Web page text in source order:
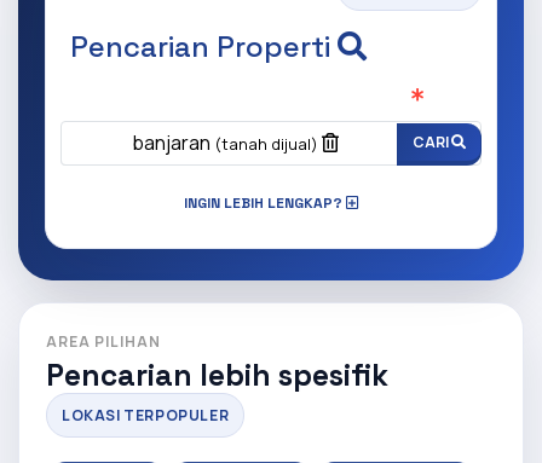
Pencarian Properti
banjaran (tanah dijual) CARI
INGIN LEBIH LENGKAP?
AREA PILIHAN
Pencarian lebih spesifik
LOKASI TERPOPULER